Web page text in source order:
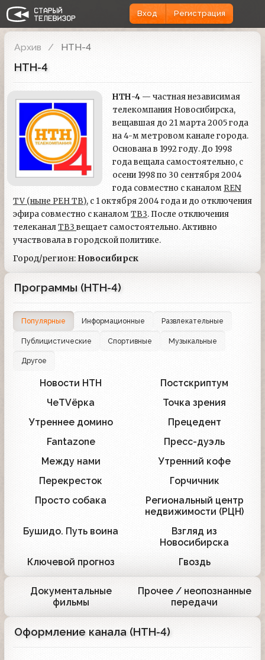
Вход Регистрация
Архив НТН-4
НТН-4
НТН-4 — частная независимая
телекомпания Новосибирска,
вещавшая до 21 марта 2005 года
на 4-м метровом канале города.
Основана в 1992 году. До 1998
года вещала самостоятельно, с
осени 1998 по 30 сентября 2004
года совместно с каналом REN
TV (ныне РЕН ТВ), с 1 октября 2004 года и до отключения
эфира совместно с каналомТВ3. После отключения
телеканалТВ3 вещает самостоятельно. Активно
участвовала в городской политике.
Город/регион:Новосибирск
Программы (НТН-4)
Популярные Информационные Развлекательные
Публицистические Спортивные Музыкальные
Другое
Новости НТН Постскриптум
ЧеTVёрка Точка зрения
Утреннее домино Прецедент
Fantazone Пресс-дуэль
Между нами Утренний кофе
Перекресток Горчичник
Просто собака 1
Региональный центр
недвижимости (РЦН)
1
Бушидо. Путь воина
Взгляд из
Новосибирска
Ключевой прогноз Гвоздь
Документальные
фильмы
2
Прочее / неопознанные
передачи
Оформление канала (НТН-4)